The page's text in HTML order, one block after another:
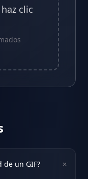
clic
de un GIF? +